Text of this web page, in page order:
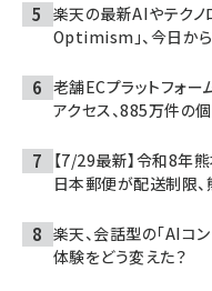
楽天の最新AIやテク
Optimism」、今日から
老舗ECプラットフォー
アクセス、885万件の
【7/29最新】令和8年
日本郵便が配送制限
楽天、会話型の「AIコ
体験をどう変えた？